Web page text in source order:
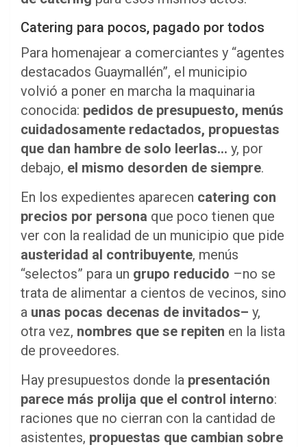
Catering para pocos, pagado por todos
Para homenajear a comerciantes y “agentes
destacados Guaymallén”, el municipio
volvió a poner en marcha la maquinaria
conocida: pedidos de presupuesto, menús
cuidadosamente redactados, propuestas
que dan hambre de solo leerlas… y, por
debajo, el mismo desorden de siempre.
En los expedientes aparecen catering con
precios por persona que poco tienen que
ver con la realidad de un municipio que pide
austeridad al contribuyente, menús
“selectos” para un grupo reducido –no se
trata de alimentar a cientos de vecinos, sino
a unas pocas decenas de invitados– y,
otra vez, nombres que se repiten en la lista
de proveedores.
Hay presupuestos donde la presentación
parece más prolija que el control interno:
raciones que no cierran con la cantidad de
asistentes, propuestas que cambian sobre